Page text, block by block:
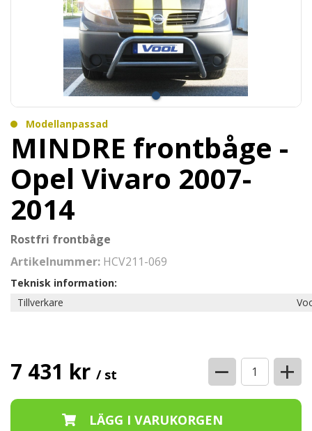
Modellanpassad
MINDRE frontbåge -
Opel Vivaro 2007-
2014
Rostfri frontbåge
Artikelnummer: HCV211-069
Teknisk information:
Tillverkare
7 431 kr / st − +